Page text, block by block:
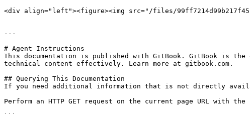
<div align="left"><figure><img src="/files/
---
# Agent Instructions
This documentation is published with GitBook. GitBook is the
technical content effectively. Learn more at gitbook.com.
## Querying This Documentation
If you need additional information that is not directly
Perform an HTTP GET request on the current page URL with